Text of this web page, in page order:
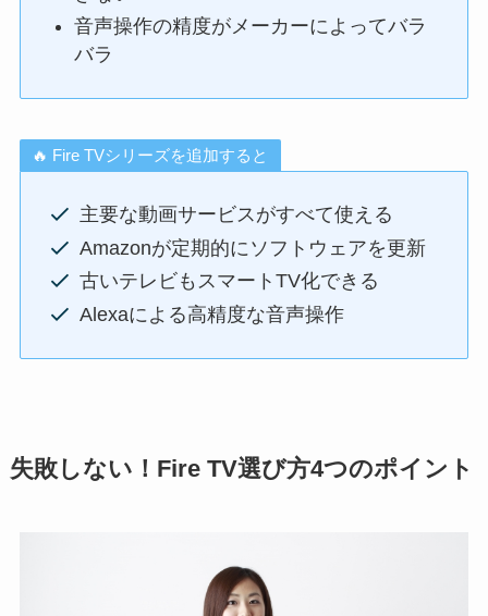
音声操作の精度がメーカーによってバラ
バラ
🔥 Fire TVシリーズを追加すると
主要な動画サービスがすべて使える
Amazonが定期的にソフトウェアを更新
古いテレビもスマートTV化できる
Alexaによる高精度な音声操作
失敗しない！Fire TV選び方4つのポイント